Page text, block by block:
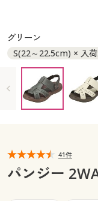
大きいサイズ 事務・
カタログ・チラシ
デジタルカタログ
カタログ無料プ
マイページ
カタログ無料プレ
会員メニュー
閲覧履歴
グリーン
S(22～22.5cm) × 入
L(24～24.5cm) ◎ 在
41件
パンジー